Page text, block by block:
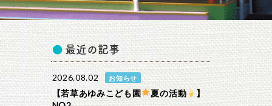
最近の記事
2026.08.02 お知らせ
【若草あゆみこども園 夏の活動
】